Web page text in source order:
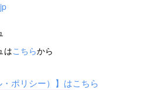
はこちらから
・ポリシー）】はこちら